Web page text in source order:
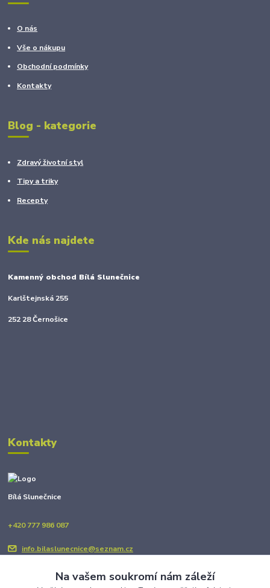
O nás
Vše o nákupu
Obchodní podmínky
Kontakty
Blog - kategorie
Zdravý životní styl
Tipy a triky
Recepty
Kde nás najdete
Kamenný obchod Bílá Slunečnice
Karlštejnská 255
252 28 Černošice
Kontakty
Bílá Slunečnice
+420 777 986 087
info.bilaslunecnice@seznam.cz
Na vašem soukromí nám záleží